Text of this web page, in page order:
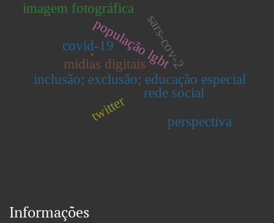
.população lgbt
inclusão; exclusão; educação especial
twitter
mídias digitais
perspectiva
imagem fotográfica
rede social
sars-cov-2
covid-19
Informações